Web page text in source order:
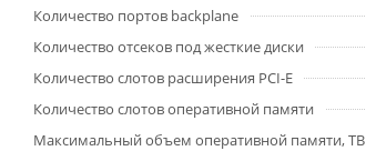
Количество портов backplane
Количество отсеков под жесткие диски
Количество слотов расширения PCI-E
Количество слотов оперативной памяти
Максимальный объем оперативной памяти, TB